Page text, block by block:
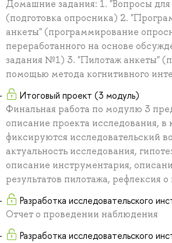
Домашние задания: 1. "Вопросы
(подготовка опросника) 2.
анкеты" (программирование
переработанного на основе
задания №1) 3. "Пилотаж анкеты"
помощью метода когнитивного
Итоговый проект (3 модуль)
Финальная работа по модулю 3
описание проекта исследования, в
фиксируются исследовательский
актуальность исследования,
описание инструментария,
результатов пилотажа, рефлексия о
Разработка исследовательского
Отчет о проведении наблюдения
Разработка исследовательского